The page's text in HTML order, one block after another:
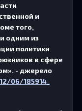
и
того,
одним из
политики
в сфере
- джерело
06/185914_